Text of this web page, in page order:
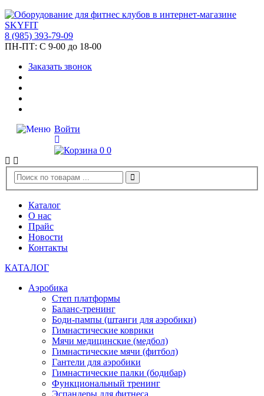
8 (985) 393-79-09
ПН-ПТ: С 9-00 до 18-00
Заказать звонок
Войти
0 0
Каталог
О нас
Прайс
Новости
Контакты
КАТАЛОГ
Аэробика
Степ платформы
Баланс-тренинг
Боди-пампы (штанги для аэробики)
Гимнастические коврики
Мячи медицинские (медбол)
Гимнастические мячи (фитбол)
Гантели для аэробики
Гимнастические палки (бодибар)
Функциональный тренинг
Эспандеры для фитнеса